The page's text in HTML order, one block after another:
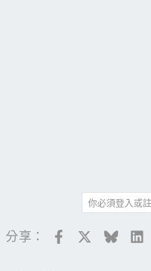
你必須登入或
分享： Facebook